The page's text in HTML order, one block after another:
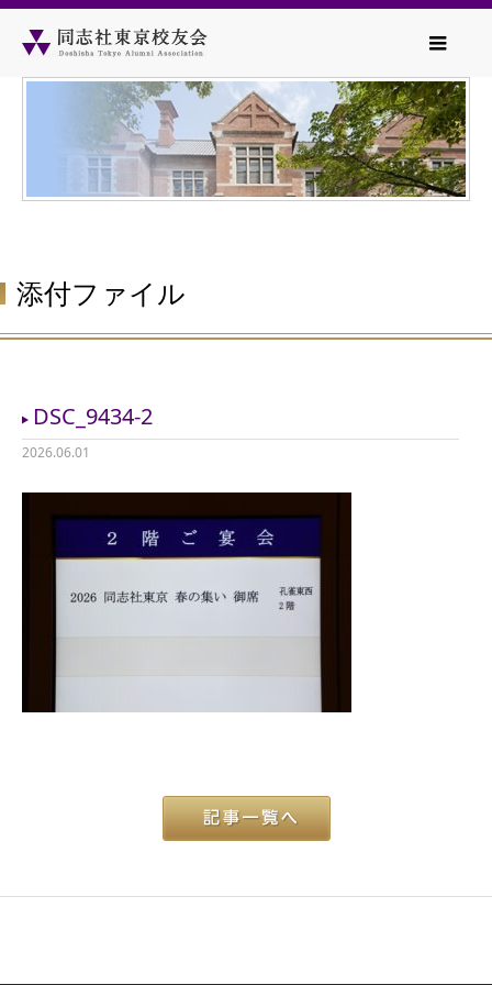
添付ファイル
DSC_9434-2
2026.06.01